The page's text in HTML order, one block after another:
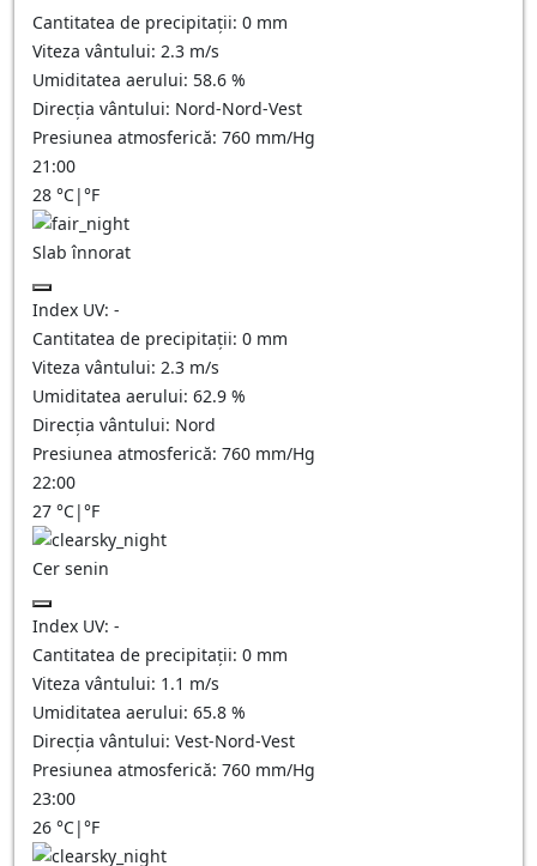
Cantitatea de precipitații: 0 mm
Viteza vântului: 2.3 m/s
Umiditatea aerului: 58.6 %
Direcția vântului: Nord-Nord-Vest
Presiunea atmosferică: 760 mm/Hg
21:00
28 °C|°F
Slab înnorat
Index UV: -
Cantitatea de precipitații: 0 mm
Viteza vântului: 2.3 m/s
Umiditatea aerului: 62.9 %
Direcția vântului: Nord
Presiunea atmosferică: 760 mm/Hg
22:00
27 °C|°F
Cer senin
Index UV: -
Cantitatea de precipitații: 0 mm
Viteza vântului: 1.1 m/s
Umiditatea aerului: 65.8 %
Direcția vântului: Vest-Nord-Vest
Presiunea atmosferică: 760 mm/Hg
23:00
26 °C|°F